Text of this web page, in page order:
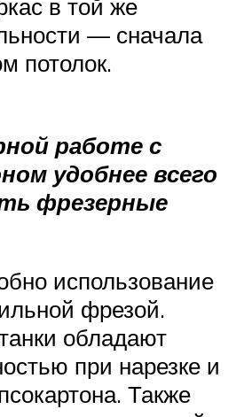
в той же
— сначала
потолок.
работе с
удобнее всего
фрезерные
использование
фрезой.
обладают
при нарезке и
Также